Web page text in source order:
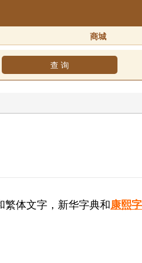
商城
查 询
体文字，新华字典和康熙